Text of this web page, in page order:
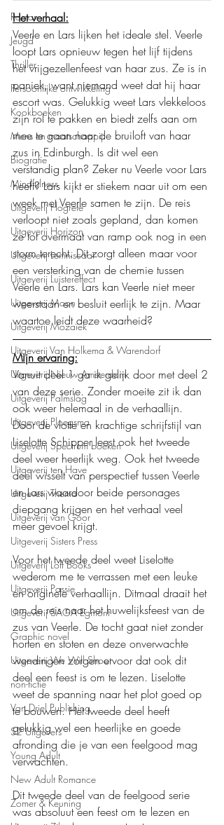
Roman
Jeugd
Thriller
Persoonlijke ontwikkeling
Kookboeken
Mens en maatschappij
Biografie
Mindfulness
Uitgeverij Hogrefe
Uitgeverij Horizon
Uitgeverij Lemniscaat
Uitgeverij Luistereffect
Uitgeverij Moon
Uitgeverij Mozaïek
Uitgeverij Van Holkema & Warendorf
Uitgeverij Nieuw Amsterdam
Uitgeverij Palmslag
Uitgeverij Ploegsma
Uitgeverij Spectrum boeken
Uitgeverij ten Have
Uitgeverij Thema
Uitgeverij van Goor
Uitgeverij Sisters Press
Uitgeverij Loft Books
Uitgeverij Passie
Uitgeverij SAGA Egmont
Graphic novel
Uitgeverij We Will Shoot
non-fictie
Van Driel Publishing
S2 Uitgevers
Young Adult
New Adult Romance
Zomer & Keuning
Het verhaal:
Veerle en Lars lijken het ideale stel. Veerle
loopt Lars opnieuw tegen het lijf tijdens
het vrijgezellenfeest van haar zus. Ze is in
paniek, want niemand weet dat hij haar
escort was. Gelukkig weet Lars vlekkeloos
zijn rol te pakken en biedt zelfs aan om
mee te gaan naar de bruiloft van haar
zus in Edinburgh. Is dit wel een
verstandig plan? Zeker nu Veerle voor Lars
heeft? Lars kijkt er stiekem naar uit om een
week met Veerle samen te zijn. De reis
verloopt niet zoals gepland, dan komen
ze tot overmaat van ramp ook nog in een
storm terecht. Dit zorgt alleen maar voor
een versterking van de chemie tussen
Veerle en Lars. Lars kan Veerle niet meer
weerstaan en besluit eerlijk te zijn. Maar
waartoe leidt deze waarheid?
Mijn ervaring:
Vanuit deel 1 ga ik gelijk door met deel 2
van deze serie. Zonder moeite zit ik dan
ook weer helemaal in de verhaallijn.
Door de vlotte en krachtige schrijfstijl van
Liselotte Schipper leest ook het tweede
deel weer heerlijk weg. Ook het tweede
deel wisselt van perspectief tussen Veerle
en Lars waardoor beide personages
diepgang krijgen en het verhaal veel
meer gevoel krijgt.
Voor het tweede deel weet Liselotte
wederom me te verrassen met een leuke
en originele verhaallijn. Ditmaal draait het
om de reis naar het huwelijksfeest van de
zus van Veerle. De tocht gaat niet zonder
horten en stoten en deze onverwachte
wendingen zorgen ervoor dat ook dit
deel een feest is om te lezen. Liselotte
weet de spanning naar het plot goed op
te bouwen. Het tweede deel heeft
gelukkig wel een heerlijke en goede
afronding die je van een feelgood mag
verwachten.
Dit tweede deel van de feelgood serie
was absoluut een feest om te lezen en